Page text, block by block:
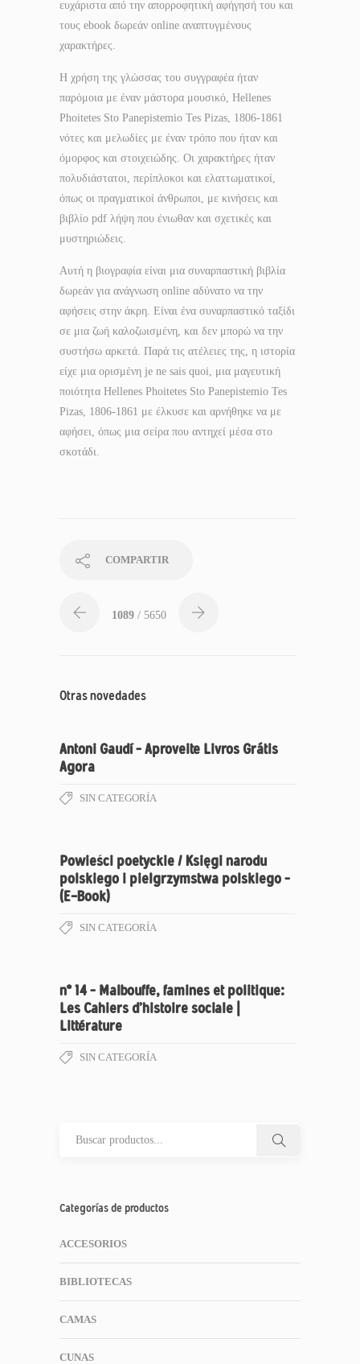
ευχάριστα από την απορροφητική αφήγησή του και
τους ebook δωρεάν online αναπτυγμένους
χαρακτήρες.
Η χρήση της γλώσσας του συγγραφέα ήταν
παρόμοια με έναν μάστορα μουσικό, Hellenes
Phoitetes Sto Panepistemio Tes Pizas, 1806-1861
νότες και μελωδίες με έναν τρόπο που ήταν και
όμορφος και στοιχειώδης. Οι χαρακτήρες ήταν
πολυδιάστατοι, περίπλοκοι και ελαττωματικοί,
όπως οι πραγματικοί άνθρωποι, με κινήσεις και
βιβλίο pdf λήψη που ένιωθαν και σχετικές και
μυστηριώδεις.
Αυτή η βιογραφία είναι μια συναρπαστική βιβλία
δωρεάν για ανάγνωση online αδύνατο να την
αφήσεις στην άκρη. Είναι ένα συναρπαστικό ταξίδι
σε μια ζωή καλοζωισμένη, και δεν μπορώ να την
συστήσω αρκετά. Παρά τις ατέλειες της, η ιστορία
είχε μια ορισμένη je ne sais quoi, μια μαγευτική
ποιότητα Hellenes Phoitetes Sto Panepistemio Tes
Pizas, 1806-1861 με έλκυσε και αρνήθηκε να με
αφήσει, όπως μια σείρα που αντηχεί μέσα στο
σκοτάδι.
COMPARTIR
1089 / 5650
Otras novedades
Antoni Gaudí – Aproveite Livros Grátis
Agora
SIN CATEGORÍA
Powieści poetyckie / Księgi narodu
polskiego i pielgrzymstwa polskiego –
(E-Book)
SIN CATEGORÍA
n° 14 – Malbouffe, famines et politique:
Les Cahiers d’histoire sociale |
Littérature
SIN CATEGORÍA
Categorías de productos
ACCESORIOS
BIBLIOTECAS
CAMAS
CUNAS